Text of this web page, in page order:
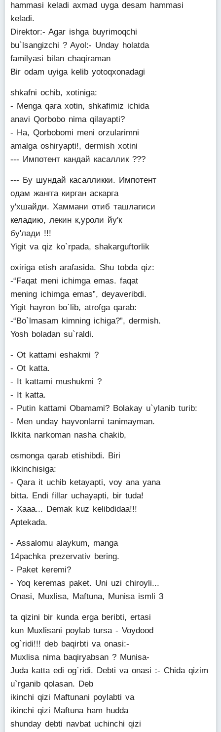
hammasi keladi axmad uyga desam hammasi
keladi.
Direktor:- Agar ishga buyrimoqchi
bu`lsangizchi ? Ayol:- Unday holatda
familyasi bilan chaqiraman
Bir odam uyiga kelib yotoqxonadagi
shkafni ochib, xotiniga:
- Menga qara xotin, shkafimiz ichida
anavi Qorbobo nima qilayapti?
- Ha, Qorbobomi meni orzularimni
amalga oshiryapti!, dermish xotini
--- Импотент кандай касаллик ???
--- Бу шундай касалликки. Импотент
одам жангга кирган аскарга
у'хшайди. Хаммани отиб ташлагиси
келадию, лекин к,уроли йу'к
бу'лади !!!
Yigit va qiz ko`rpada, shakarguftorlik
oxiriga etish arafasida. Shu tobda qiz:
-“Faqat meni ichimga emas. faqat
mening ichimga emas”, deyaveribdi.
Yigit hayron bo`lib, atrofga qarab:
-“Bo`lmasam kimning ichiga?”, dermish.
Yosh boladan su`raldi.
- Ot kattami eshakmi ?
- Ot katta.
- It kattami mushukmi ?
- It katta.
- Putin kattami Obamami? Bolakay u`ylanib turib:
- Men unday hayvonlarni tanimayman.
Ikkita narkoman nasha chakib,
osmonga qarab etishibdi. Biri
ikkinchisiga:
- Qara it uchib ketayapti, voy ana yana
bitta. Endi fillar uchayapti, bir tuda!
- Xaaa... Demak kuz kelibdidaa!!!
Aptekada.
- Assalomu alaykum, manga
14pachka prezervativ bering.
- Paket keremi?
- Yoq keremas paket. Uni uzi chiroyli...
Onasi, Muxlisa, Maftuna, Munisa ismli 3
ta qizini bir kunda erga beribti, ertasi
kun Muxlisani poylab tursa - Voydood
og`ridi!!! deb baqirbti va onasi:-
Muxlisa nima baqiryabsan ? Munisa-
Juda katta edi og`ridi. Debti va onasi :- Chida qizim
u`rganib qolasan. Deb
ikinchi qizi Maftunani poylabti va
ikinchi qizi Maftuna ham hudda
shunday debti navbat uchinchi qizi